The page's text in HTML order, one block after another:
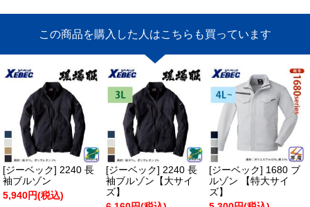
この商品を購入した人はこちらも買っています
[ジーベック] 2240 長
袖ブルゾン
5,940円(税込)
[ジーベック] 2240 長
袖ブルゾン【大サイ
ズ】
[ジーベック] 1680 ブ
ルゾン 【特大サイ
ズ】